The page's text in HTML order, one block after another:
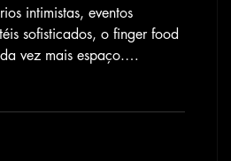
intimistas, eventos
sofisticados, o finger food
vez mais espaço.